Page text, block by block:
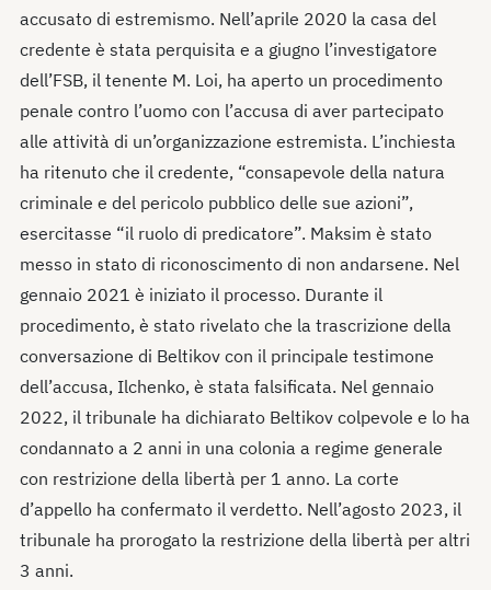
accusato di estremismo. Nell’aprile 2020 la casa del
credente è stata perquisita e a giugno l’investigatore
dell’FSB, il tenente M. Loi, ha aperto un procedimento
penale contro l’uomo con l’accusa di aver partecipato
alle attività di un’organizzazione estremista. L’inchiesta
ha ritenuto che il credente, “consapevole della natura
criminale e del pericolo pubblico delle sue azioni”,
esercitasse “il ruolo di predicatore”. Maksim è stato
messo in stato di riconoscimento di non andarsene. Nel
gennaio 2021 è iniziato il processo. Durante il
procedimento, è stato rivelato che la trascrizione della
conversazione di Beltikov con il principale testimone
dell’accusa, Ilchenko, è stata falsificata. Nel gennaio
2022, il tribunale ha dichiarato Beltikov colpevole e lo ha
condannato a 2 anni in una colonia a regime generale
con restrizione della libertà per 1 anno. La corte
d’appello ha confermato il verdetto. Nell’agosto 2023, il
tribunale ha prorogato la restrizione della libertà per altri
3 anni.